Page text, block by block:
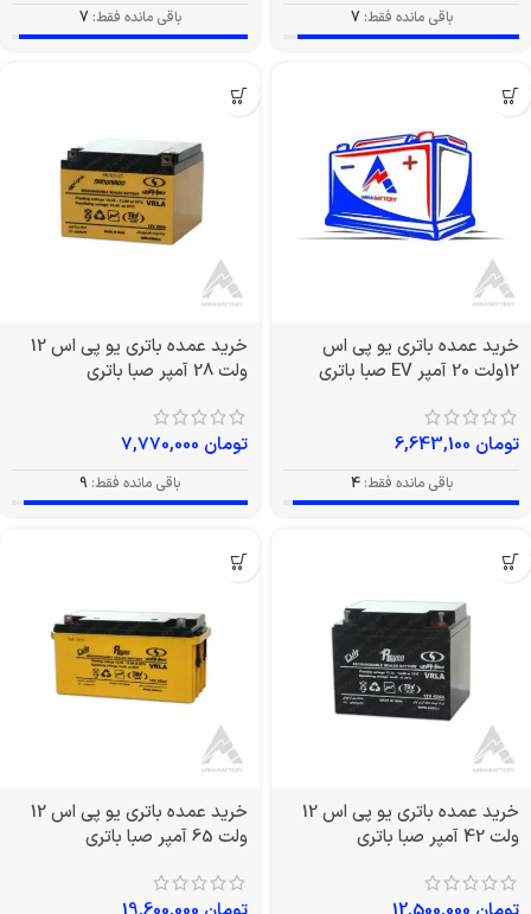
باقی مانده فقط: 7 باقی مانده فقط: 7
خرید عمده باتری یو پی اس
12ولت 20 آمپر EV صبا باتری
تومان
باقی مانده فقط: 4
خرید عمده باتری یو پی اس 12
ولت 28 آمپر صبا باتری
تومان
باقی مانده فقط: 9
خرید عمده باتری یو پی اس 12
ولت 42 آمپر صبا باتری
خرید عمده باتری یو پی اس 12
ولت 65 آمپر صبا باتری